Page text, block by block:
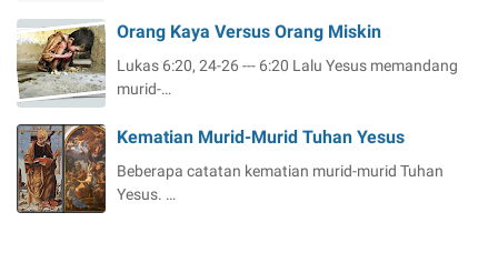
Orang Kaya Versus Orang Miskin
Lukas 6:20, 24-26 --- 6:20 Lalu Yesus memandang
murid-…
Kematian Murid-Murid Tuhan Yesus
Beberapa catatan kematian murid-murid Tuhan
Yesus. …